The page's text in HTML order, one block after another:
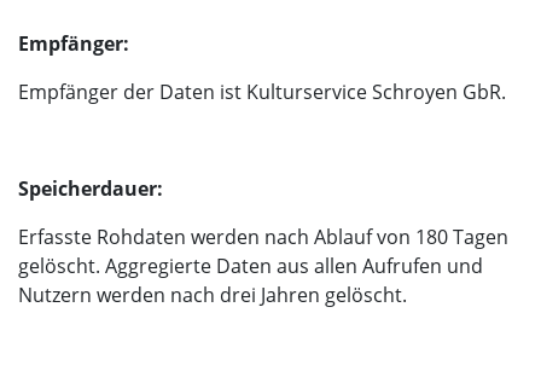
Empfänger:
Empfänger der Daten ist Kulturservice Schroyen GbR.
Speicherdauer:
Erfasste Rohdaten werden nach Ablauf von 180 Tagen
gelöscht. Aggregierte Daten aus allen Aufrufen und
Nutzern werden nach drei Jahren gelöscht.